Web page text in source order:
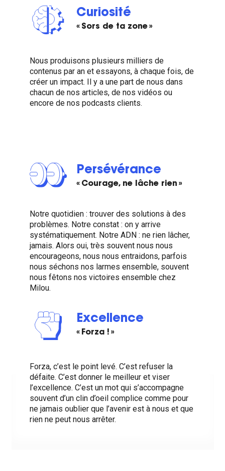
Curiosité
« Sors de ta zone »
Nous produisons plusieurs milliers de
contenus par an et essayons, à chaque fois, de
créer un impact. Il y a une part de nous dans
chacun de nos articles, de nos vidéos ou
encore de nos podcasts clients.
Persévérance
« Courage, ne lâche rien »
Notre quotidien : trouver des solutions à des
problèmes. Notre constat : on y arrive
systématiquement. Notre ADN : ne rien lâcher,
jamais. Alors oui, très souvent nous nous
encourageons, nous nous entraidons, parfois
nous séchons nos larmes ensemble, souvent
nous fêtons nos victoires ensemble chez
Milou.
Excellence
« Forza ! »
Forza, c’est le point levé. C’est refuser la
défaite. C’est donner le meilleur et viser
l’excellence. C’est un mot qui s’accompagne
souvent d’un clin d’oeil complice comme pour
ne jamais oublier que l’avenir est à nous et que
rien ne peut nous arrêter.